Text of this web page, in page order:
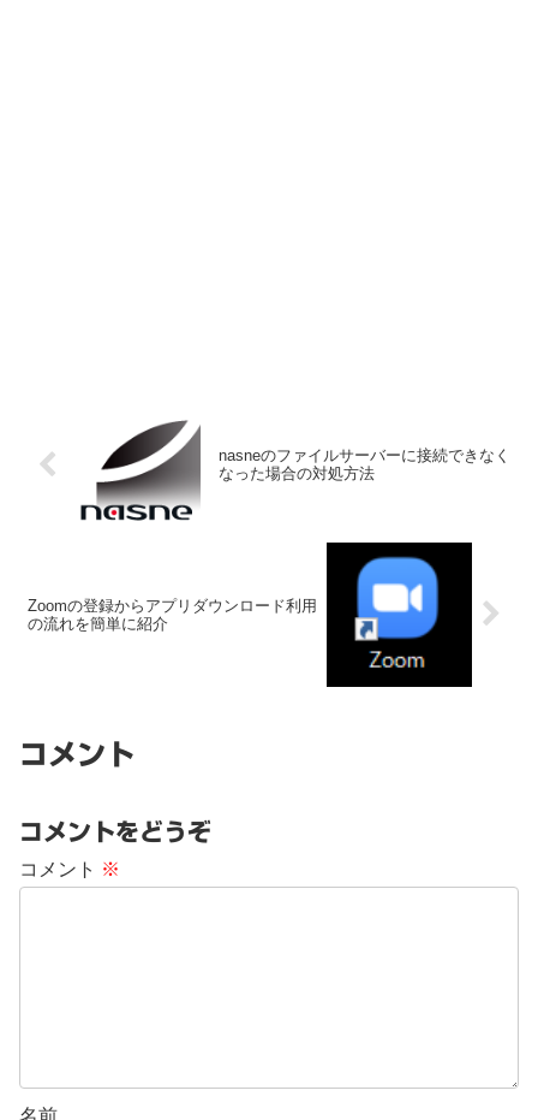
nasneのファイルサーバーに接続できなく
なった場合の対処方法
Zoomの登録からアプリダウンロード利用
の流れを簡単に紹介
コメント
コメントをどうぞ
コメント ※